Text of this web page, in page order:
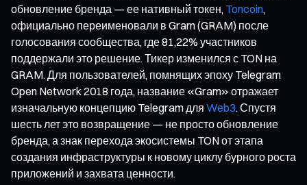
обновление бренда — ее нативный токен, Toncoin,
официально переименовали в Gram (GRAM) после
голосования сообщества, где 81,22% участников
поддержали это решение. Тикер изменился с TON на
GRAM. Для пользователей, помнящих эпоху Telegram
Open Network 2018 года, название «Gram» отражает
изначальную концепцию Telegram для Web3. Спустя
шесть лет это возвращение — не просто обновление
бренда, а знак перехода экосистемы TON от этапа
создания инфраструктуры к новому циклу бурного роста
приложений и захвата ценности.